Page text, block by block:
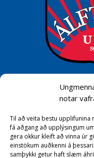
notar
Til að veita bestu upplifunina
fá aðgang að upplýsingum
gera okkur kleift að vinna úr
einstökum auðkenni á
samþykki getur haft slæm